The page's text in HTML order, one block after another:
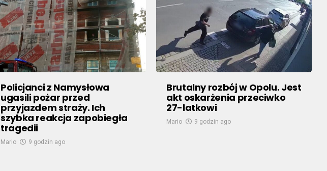
Policjanci z Namysłowa
ugasili pożar przed
przyjazdem straży. Ich
szybka reakcja zapobiegła
tragedii
Mario 9 godzin ago
Brutalny rozbój w Opolu. Jest
akt oskarżenia przeciwko
27-latkowi
Mario 9 godzin ago